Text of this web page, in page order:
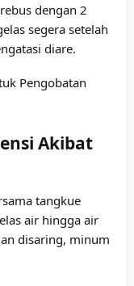
dengan 2
segera setelah
diare.
Pengobatan
Akibat
tangkue
air hingga air
disaring, minum